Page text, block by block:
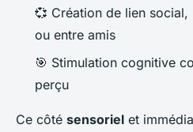
💞 Création de lien
ou entre amis
🎯 Stimulation cognitive
perçu
Ce côté sensoriel et